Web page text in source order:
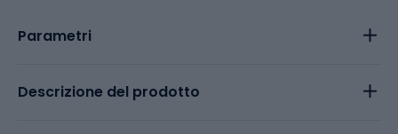
Parametri
Descrizione del prodotto